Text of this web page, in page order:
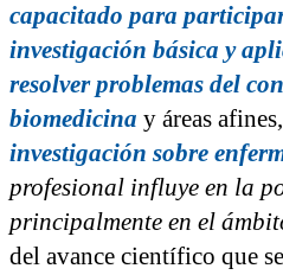
capacitado para
investigación básica y
resolver problemas del
biomedicina y áreas
investigación sobre
profesional influye en la
principalmente en el
del avance científico que